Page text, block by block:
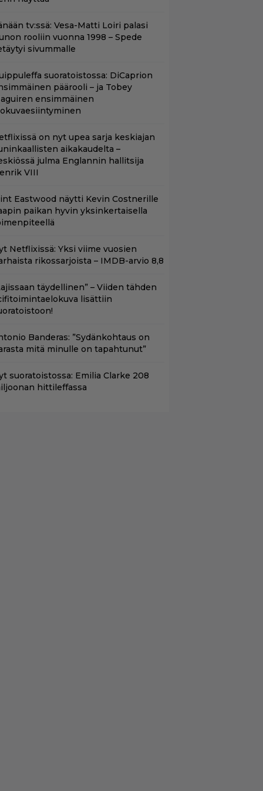
tv:ssä: Vesa-Matti Loiri palasi
rooliin vuonna 1998 – Spede
sivummalle
suoratoistossa: DiCaprion
päärooli – ja Tobey
ensimmäinen
on nyt upea sarja keskiajan
aikakaudelta –
julma Englannin hallitsija
VIII
Eastwood näytti Kevin Costnerille
paikan hyvin yksinkertaisella
Netflixissä: Yksi viime vuosien
rikossarjoista – IMDB-arvio 8,8
täydellinen” – Viiden tähden
lisättiin
Banderas: ”Sydänkohtaus on
mitä minulle on tapahtunut”
suoratoistossa: Emilia Clarke 208
hittileffassa